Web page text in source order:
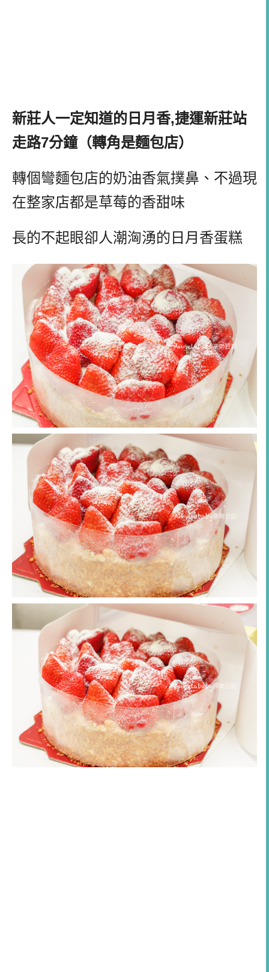
新莊人一定知道的日月香,捷運新莊站
走路7分鐘（轉角是麵包店）
轉個彎麵包店的奶油香氣撲鼻、不過現
在整家店都是草莓的香甜味
長的不起眼卻人潮洶湧的日月香蛋糕